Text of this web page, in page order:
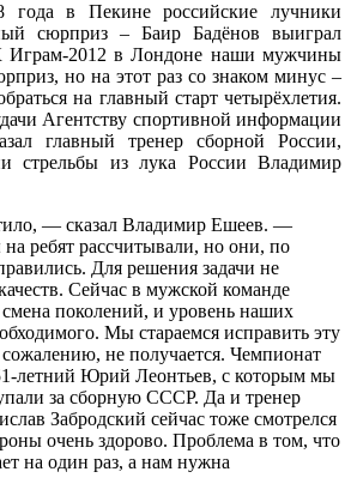
в Пекине российские лучники
сюрприз – Баир Бадёнов выиграл
Играм-2012 в Лондоне наши мужчины
но на этот раз со знаком минус –
на главный старт четырёхлетия.
Агентству спортивной информации
главный тренер сборной России,
стрельбы из лука России Владимир
— сказал Владимир Ешеев. —
ребят рассчитывали, но они, по
Для решения задачи не
Сейчас в мужской команде
поколений, и уровень наших
Мы стараемся исправить эту
не получается. Чемпионат
летний Юрий Леонтьев, с которым мы
за сборную СССР. Да и тренер
Забродский сейчас тоже смотрелся
очень здорово. Проблема в том, что
на один раз, а нам нужна